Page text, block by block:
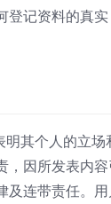
登记资料的真实
明其个人的立场
，因所发表内容
及连带责任。用